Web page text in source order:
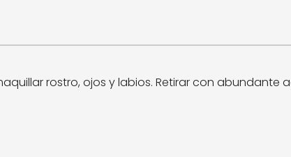
rostro, ojos y labios. Retirar con abundante